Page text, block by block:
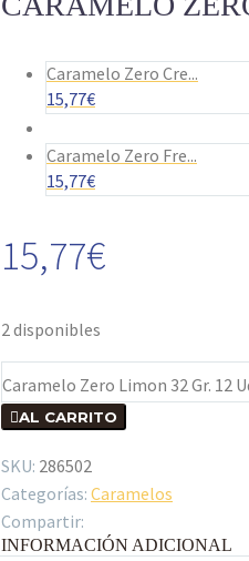
Caramelo Zero Cre...
15,77€
Caramelo Zero Fre...
15,77€
15,77€
2 disponibles
Caramelo Zero Limon 32 Gr. 12
AL CARRITO
SKU: 286502
Categorías: Caramelos
Compartir:
INFORMACIÓN ADICIONAL